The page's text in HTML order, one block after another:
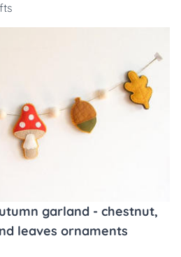
garland - chestnut,
leaves ornaments